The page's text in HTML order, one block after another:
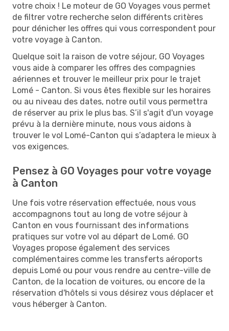
votre choix ! Le moteur de GO Voyages vous permet
de filtrer votre recherche selon différents critères
pour dénicher les offres qui vous correspondent pour
votre voyage à Canton.
Quelque soit la raison de votre séjour, GO Voyages
vous aide à comparer les offres des compagnies
aériennes et trouver le meilleur prix pour le trajet
Lomé - Canton. Si vous êtes flexible sur les horaires
ou au niveau des dates, notre outil vous permettra
de réserver au prix le plus bas. S’il s'agit d'un voyage
prévu à la dernière minute, nous vous aidons à
trouver le vol Lomé-Canton qui s’adaptera le mieux à
vos exigences.
Pensez à GO Voyages pour votre voyage
à Canton
Une fois votre réservation effectuée, nous vous
accompagnons tout au long de votre séjour à
Canton en vous fournissant des informations
pratiques sur votre vol au départ de Lomé. GO
Voyages propose également des services
complémentaires comme les transferts aéroports
depuis Lomé ou pour vous rendre au centre-ville de
Canton, de la location de voitures, ou encore de la
réservation d'hôtels si vous désirez vous déplacer et
vous héberger à Canton.